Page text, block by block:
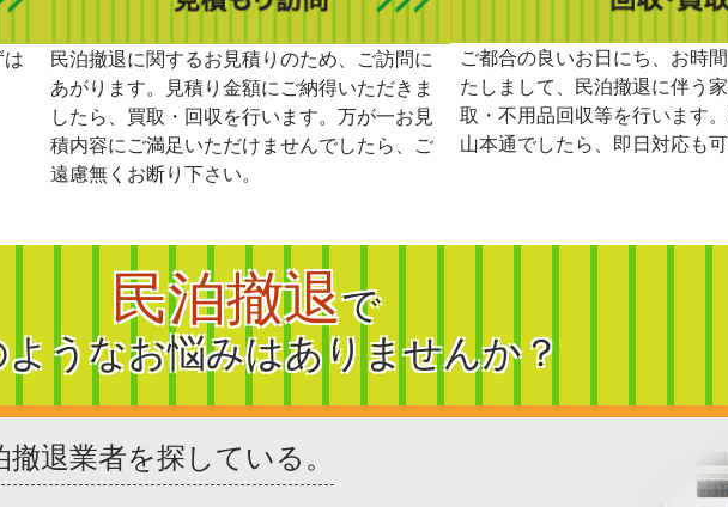
民泊撤退に関するお見積りのため、ご訪問に
あがります。見積り金額にご納得いただきま
したら、買取・回収を行います。万が一お見
積内容にご満足いただけませんでしたら、ご
遠慮無くお断り下さい。
ご都合の良いお日にち、お時
たしまして、民泊撤退に伴う
取・不用品回収等を行います
山本通でしたら、即日対応も可
民泊撤退で
うなお悩みはありませんか？
退業者を探している。